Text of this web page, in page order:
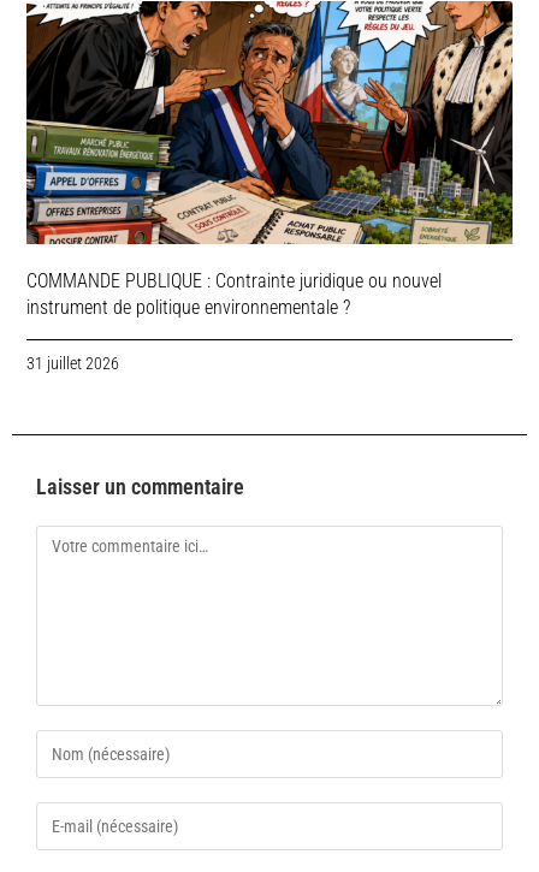
COMMANDE PUBLIQUE : Contrainte juridique ou nouvel
instrument de politique environnementale ?
31 juillet 2026
Laisser un commentaire